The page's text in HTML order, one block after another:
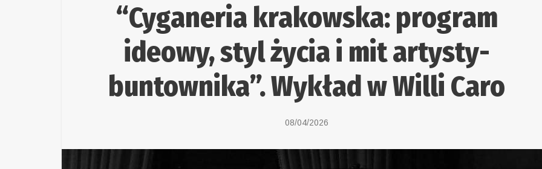
“Cyganeria krakowska: program
ideowy, styl życia i mit artysty-
buntownika”. Wykład w Willi Caro
08/04/2026